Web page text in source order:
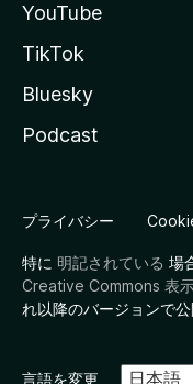
YouTube
TikTok
Bluesky
Podcast
プライバシー
特に 明記されている 場
Creative Commons 表
れ以降のバージョンで公
言語を変更